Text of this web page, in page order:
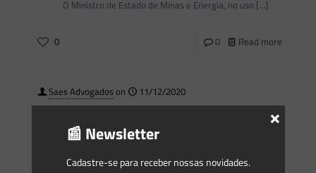
O Ministro de Estado de Minas e Energia, no uso […]
0 0 Read more
Saes Advogadoson
11/12/2020
Com alterações, Senado aprova projeto da Lei do Gás; texto
volta à Câmara
regulatório para o setor de gás. A proposta visa
📰 Newsletter
Cadastre-se para receber nossas novidades.
×